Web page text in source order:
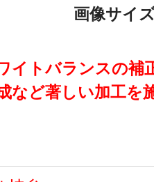
イトバランスの補
など著しい加工を